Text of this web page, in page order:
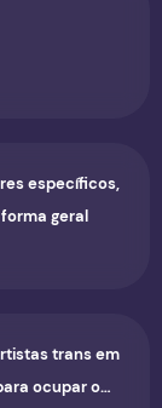
específicos,
geral
trans em
ocupar o